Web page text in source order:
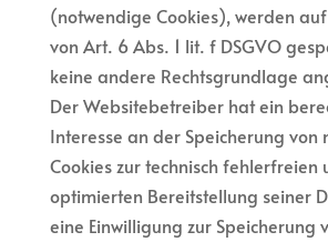
(notwendige Cookies), werden
von Art. 6 Abs. 1 lit. f DSGVO
keine andere Rechtsgrundlage
Der Websitebetreiber hat ein
Interesse an der Speicherung von
Cookies zur technisch fehlerfreien
optimierten Bereitstellung seiner
eine Einwilligung zur Speicherung